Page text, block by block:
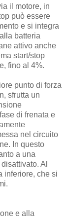
il motore, in
può essere
e si integra
batteria
attivo anche
start/stop
fino al 4%.
punto di forza
sfrutta un
di frenata e
nel circuito
In questo
a una
Al
inferiore, che si
e alla